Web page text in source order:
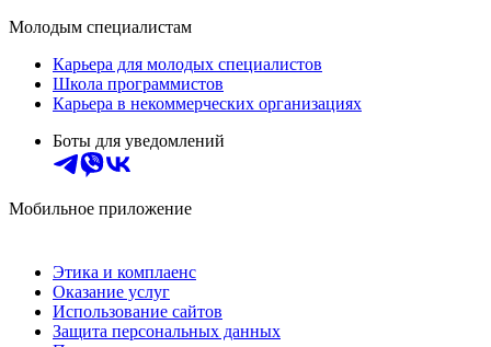
Молодым специалистам
Карьера для молодых специалистов
Школа программистов
Карьера в некоммерческих организациях
Боты для уведомлений
Мобильное приложение
Этика и комплаенс
Оказание услуг
Использование сайтов
Защита персональных данных